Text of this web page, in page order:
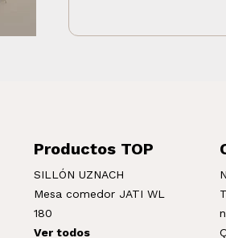
Productos TOP
SILLÓN UZNACH
Mesa comedor JATI WL
180
Ver todos